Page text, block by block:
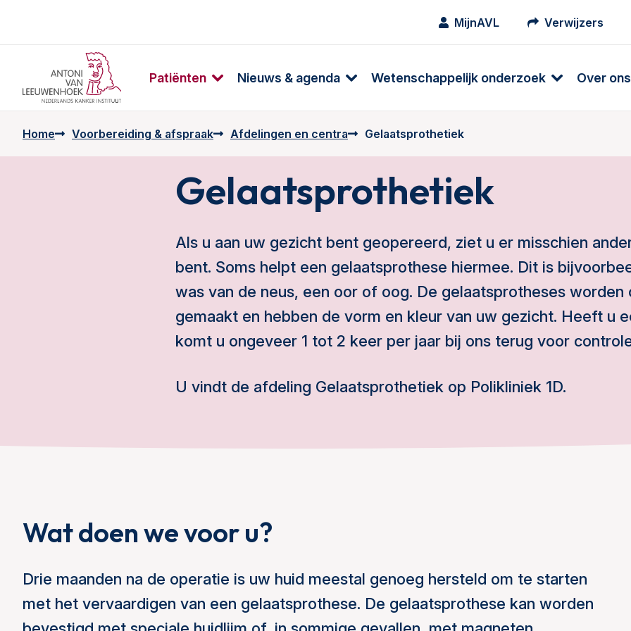
MijnAVL Verwijzers
Patiënten Nieuws & agenda Wetenschappelijk onderzoek Over ons
Home Voorbereiding & afspraak Afdelingen en centra Gelaatsprothetiek
Gelaatsprothetiek
Als u aan uw gezicht bent geopereerd, ziet u er misschien
bent. Soms helpt een gelaatsprothese hiermee. Dit is
was van de neus, een oor of oog. De gelaatsprotheses worden
gemaakt en hebben de vorm en kleur van uw gezicht. Heeft u
komt u ongeveer 1 tot 2 keer per jaar bij ons terug voor
U vindt de afdeling Gelaatsprothetiek op Polikliniek 1D.
Wat doen we voor u?
Drie maanden na de operatie is uw huid meestal genoeg hersteld om te starten
met het vervaardigen van een gelaatsprothese. De gelaatsprothese kan worden